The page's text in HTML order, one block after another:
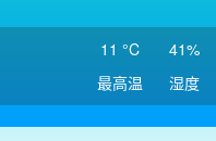
11 °C
最高温
41%
湿度